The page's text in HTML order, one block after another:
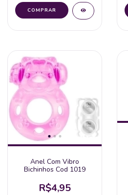
Anel Com Vibro
Bichinhos Cod 1019
R$4,95